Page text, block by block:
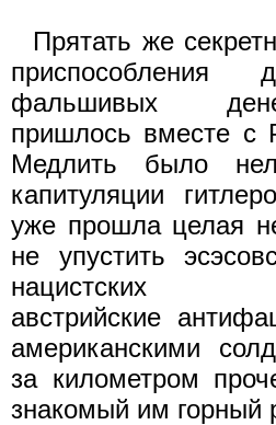
Прятать же
приспособления
фальшивых
пришлось вместе с
Медлить было
капитуляции
уже прошла целая
не упустить
нацистских
австрийские
американскими
за километром
знакомый им горный